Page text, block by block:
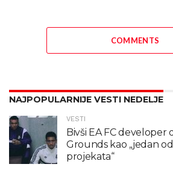
COMMENTS
NAJPOPULARNIJE VESTI NEDELJE
VESTI
Bivši EA FC developer
Grounds kao „jedan
projekata“